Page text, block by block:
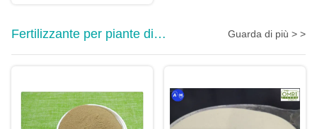
Fertilizzante per piante di
amminoacidi
Guarda di più > >